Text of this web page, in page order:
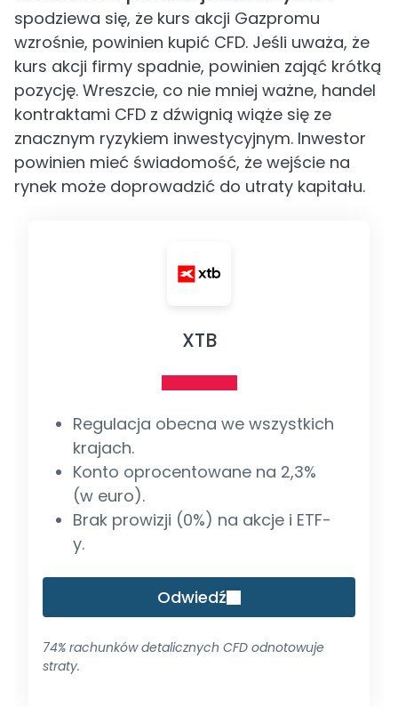
spodziewa się, że kurs akcji Gazpromu
wzrośnie, powinien kupić CFD. Jeśli uważa, że
kurs akcji firmy spadnie, powinien zająć krótką
pozycję. Wreszcie, co nie mniej ważne, handel
kontraktami CFD z dźwignią wiąże się ze
znacznym ryzykiem inwestycyjnym. Inwestor
powinien mieć świadomość, że wejście na
rynek może doprowadzić do utraty kapitału.
XTB
Regulacja obecna we wszystkich
krajach.
Konto oprocentowane na 2,3%
(w euro).
Brak prowizji (0%) na akcje i ETF-
y.
Odwiedź
74% rachunków detalicznych CFD odnotowuje
straty.